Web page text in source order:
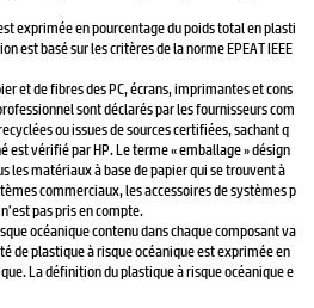
exprimée en pourcentage du poids total en plasti
est basé sur les critères de la norme EPEAT IEEE
et de fibres des PC, écrans, imprimantes et cons
sont déclarés par les fournisseurs com
ou issues de sources certifiées, sachant q
est vérifié par HP. Le terme « emballage » désign
les matériaux à base de papier qui se trouvent à
commerciaux, les accessoires de systèmes p
pas pris en compte.
océanique contenu dans chaque composant va
de plastique à risque océanique est exprimée en
La définition du plastique à risque océanique e